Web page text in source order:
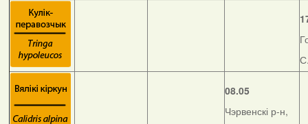
08.05
Чэрвенскі р-н,